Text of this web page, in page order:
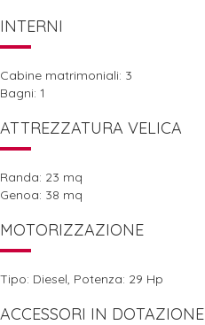
INTERNI
Cabine matrimoniali: 3
Bagni: 1
ATTREZZATURA VELICA
Randa: 23 mq
Genoa: 38 mq
MOTORIZZAZIONE
Tipo: Diesel, Potenza: 29 Hp
ACCESSORI IN DOTAZIONE